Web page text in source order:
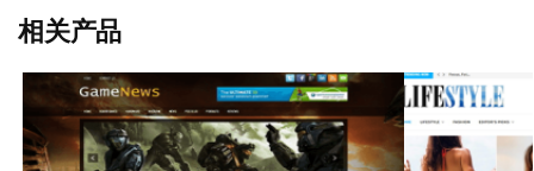
相关产品